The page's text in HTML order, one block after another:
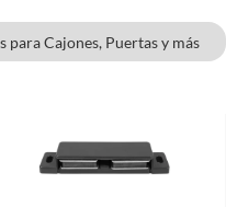
para Cajones, Puertas y más